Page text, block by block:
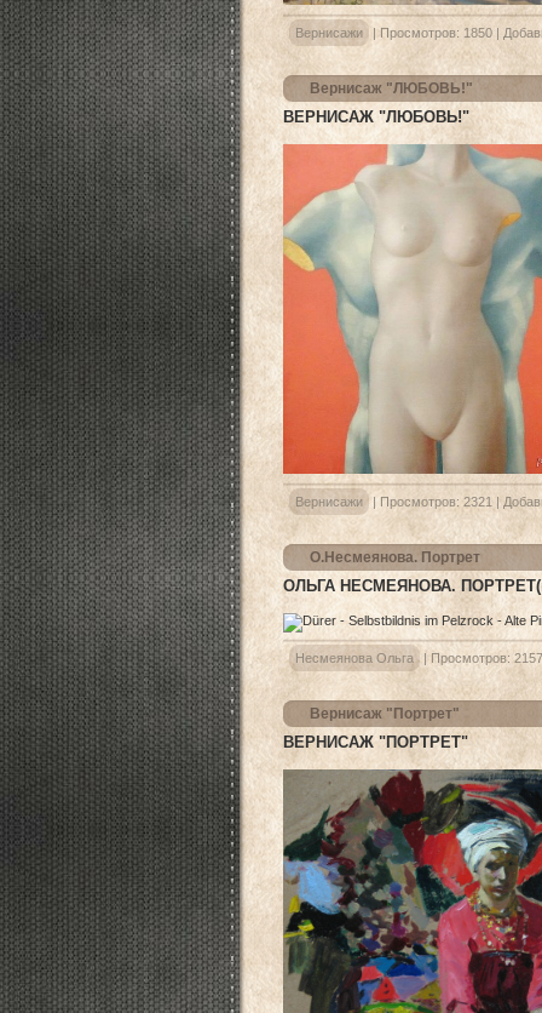
Вернисажи Просмотров: 1850
Вернисаж "ЛЮБОВЬ!"
ВЕРНИСАЖ "ЛЮБОВЬ!"
Вернисажи Просмотров: 2321 |
О.Несмеянова. Портрет
ОЛЬГА НЕСМЕЯНОВА.
Несмеянова Ольга | Просмотров: 2157
Вернисаж "Портрет"
ВЕРНИСАЖ "ПОРТРЕТ"